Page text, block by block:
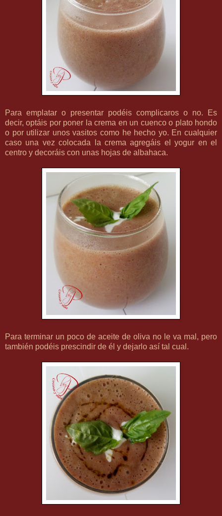
Para emplatar o presentar podéis complicaros o no. Es
decir, optáis por poner la crema en un cuenco o plato hondo
o por utilizar unos vasitos como he hecho yo. En cualquier
caso una vez colocada la crema agregáis el yogur en el
centro y decoráis con unas hojas de albahaca.
Para terminar un poco de aceite de oliva no le va mal, pero
también podéis prescindir de él y dejarlo así tal cual.